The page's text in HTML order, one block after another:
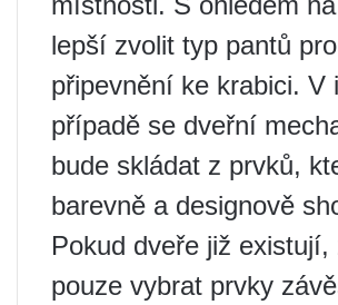
lepší zvolit typ pantů pro
připevnění ke krabici. V
případě se dveřní
bude skládat z prvků,
barevně a designově
Pokud dveře již existují,
pouze vybrat prvky